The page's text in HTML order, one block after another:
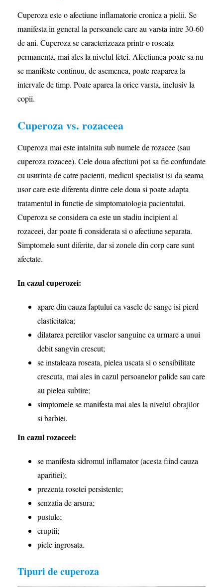
Cuperoza este o afectiune inflamatorie cronica a pielii. Se
manifesta in general la persoanele care au varsta intre 30-60
de ani. Cuperoza se caracterizeaza printr-o roseata
permanenta, mai ales la nivelul fetei. Afectiunea poate sa nu
se manifeste continuu, de asemenea, poate reaparea la
intervale de timp. Poate aparea la orice varsta, inclusiv la
copii.
Cuperoza vs. rozaceea
Cuperoza mai este intalnita sub numele de rozacee (sau
cuperoza rozacee). Cele doua afectiuni pot sa fie confundate
cu usurinta de catre pacienti, medicul specialist isi da seama
usor care este diferenta dintre cele doua si poate adapta
tratamentul in functie de simptomatologia pacientului.
Cuperoza se considera ca este un stadiu incipient al
rozaceei, dar poate fi considerata si o afectiune separata.
Simptomele sunt diferite, dar si zonele din corp care sunt
afectate.
In cazul cuperozei:
apare din cauza faptului ca vasele de sange isi pierd
elasticitatea;
dilatarea peretilor vaselor sanguine ca urmare a unui
debit sangvin crescut;
se instaleaza roseata, pielea uscata si o sensibilitate
crescuta, mai ales in cazul persoanelor palide sau care
au pielea subtire;
simptomele se manifesta mai ales la nivelul obrajilor
si barbiei.
In cazul rozaceei:
se manifesta sidromul inflamator (acesta fiind cauza
aparitiei);
prezenta rosetei persistente;
senzatia de arsura;
pustule;
eruptii;
piele ingrosata.
Tipuri de cuperoza